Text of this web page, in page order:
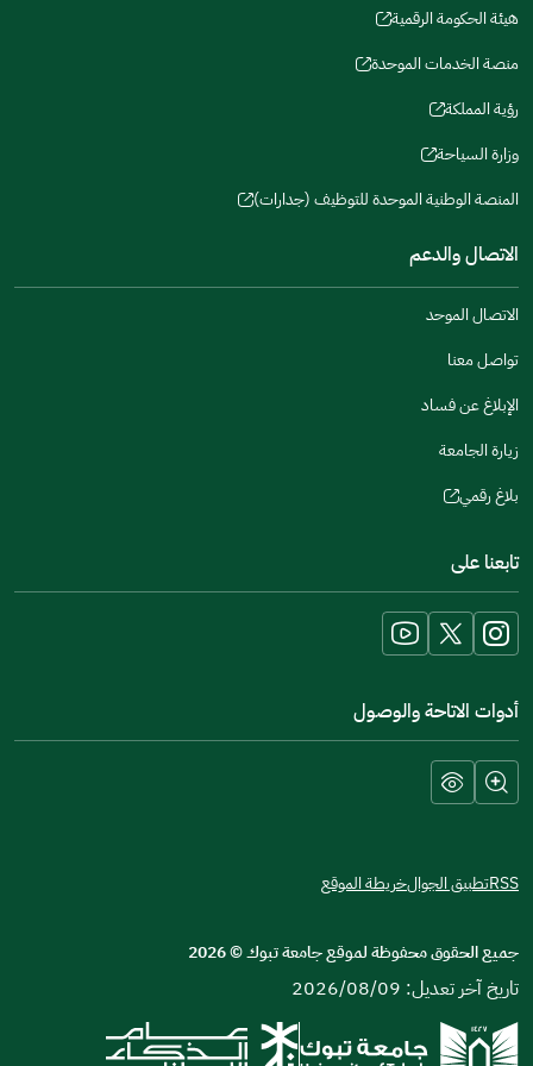
window)
window)
window)
new
window)
new
window)
هيئة الحكومة الرقمية
(opens
new
window)
منصة الخدمات الموحدة
new
window)
رؤية المملكة
(opens
new
وزارة السياحة
(opens
new
window)
المنصة الوطنية الموحدة للتوظيف (جدارات)
window)
الاتصال والدعم
الاتصال الموحد
تواصل معنا
الإبلاغ عن فساد
زيارة الجامعة
بلاغ رقمي
(opens
new
window)
تابعنا على
أدوات الاتاحة والوصول
RSSتطبيق الجوالخريطة الموقع
جميع الحقوق محفوظة لموقع جامعة تبوك©
2026
تاريخ آخر تعديل: 2026/08/09